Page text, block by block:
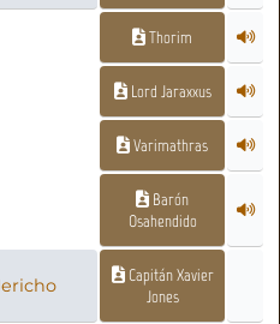
Thorim
Lord Jaraxxus
Varimathras
Barón
Osahendido
Capitán Xavier
Jones